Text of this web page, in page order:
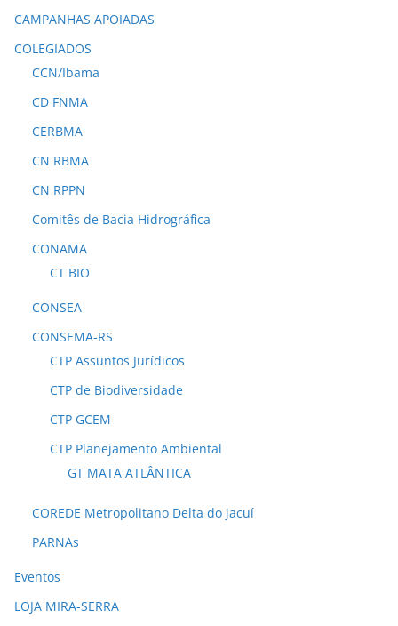
CAMPANHAS APOIADAS
COLEGIADOS
CCN/Ibama
CD FNMA
CERBMA
CN RBMA
CN RPPN
Comitês de Bacia Hidrográfica
CONAMA
CT BIO
CONSEA
CONSEMA-RS
CTP Assuntos Jurídicos
CTP de Biodiversidade
CTP GCEM
CTP Planejamento Ambiental
GT MATA ATLÂNTICA
COREDE Metropolitano Delta do jacuí
PARNAs
Eventos
LOJA MIRA-SERRA